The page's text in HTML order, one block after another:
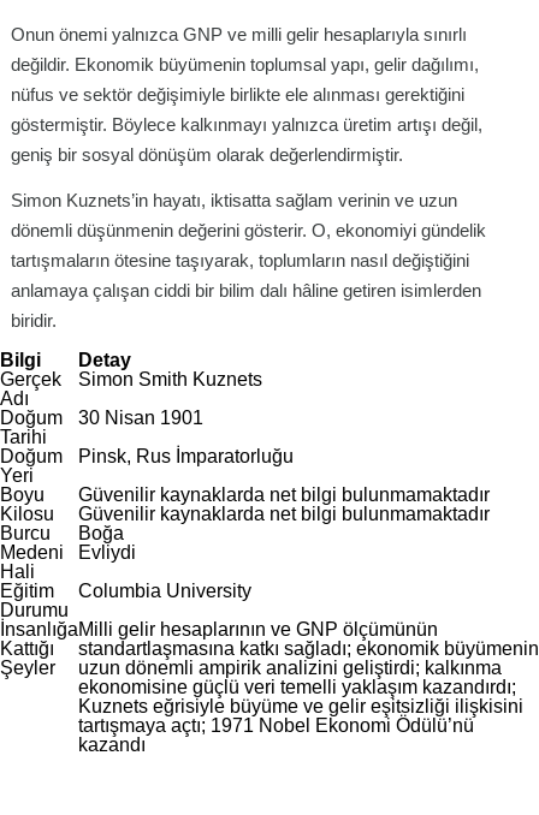
Onun önemi yalnızca GNP ve milli gelir hesaplarıyla sınırlı
değildir. Ekonomik büyümenin toplumsal yapı, gelir dağılımı,
nüfus ve sektör değişimiyle birlikte ele alınması gerektiğini
göstermiştir. Böylece kalkınmayı yalnızca üretim artışı değil,
geniş bir sosyal dönüşüm olarak değerlendirmiştir.
Simon Kuznets’in hayatı, iktisatta sağlam verinin ve uzun
dönemli düşünmenin değerini gösterir. O, ekonomiyi gündelik
tartışmaların ötesine taşıyarak, toplumların nasıl değiştiğini
anlamaya çalışan ciddi bir bilim dalı hâline getiren isimlerden
biridir.
Bilgi
Detay
Gerçek
Adı
Simon Smith Kuznets
Doğum
Tarihi
30 Nisan 1901
Doğum
Yeri
Pinsk, Rus İmparatorluğu
Boyu
Güvenilir kaynaklarda net bilgi bulunmamaktadır
Kilosu
Güvenilir kaynaklarda net bilgi bulunmamaktadır
Burcu
Boğa
Medeni
Hali
Evliydi
Eğitim
Durumu
Columbia University
İnsanlığa
Kattığı
Şeyler
Milli gelir hesaplarının ve GNP ölçümünün
standartlaşmasına katkı sağladı; ekonomik büyümenin
uzun dönemli ampirik analizini geliştirdi; kalkınma
ekonomisine güçlü veri temelli yaklaşım kazandırdı;
Kuznets eğrisiyle büyüme ve gelir eşitsizliği ilişkisini
tartışmaya açtı; 1971 Nobel Ekonomi Ödülü’nü
kazandı